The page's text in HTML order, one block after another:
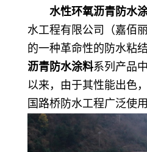
水性环氧沥青防水
水工程有限公司（嘉佰
的一种革命性的防水粘
沥青防水涂料系列产品
以来，由于其性能出色
国路桥防水工程广泛使用